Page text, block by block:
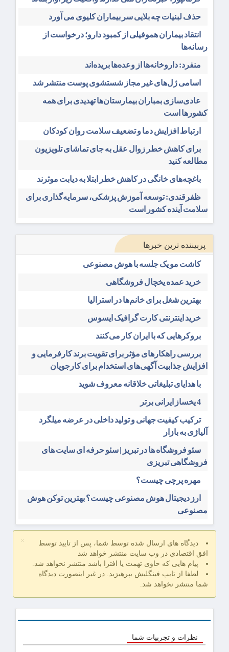
حذف لبنیات چه بلایی سر بیماران کلیوی می آورد
انتقاد بیماران هموفیلی از کمبود دارو؛ درخواست از
رسانه‌ها
منفرد: داروخانه‌ها از وعده‌ها بریده‌اند
اسامی ژل‌های غیر مجاز شستشوی پوست منتشر شد
عادی‌سازی بمباران بیمارستان‌ها تهدیدی برای همه
کشورها است
ارتباط افزایش دما و تضعیف سلامت روان کودکان
برای کاهش خطر زوال عقل به جای تماشای تلویزیون
مطالعه کنید
باغچه‌های خانگی در کاهش خطر ابتلا به دیابت موثرند
ظفرقندی: توسعه آموزش پزشکی، سرمایه‌گذاری برای
سلامت آینده کشور است
پربیننده ترین خبرها
کاشت مو یک جلسه با هوش مصنوعی
خرید عمده یخچال فروشگاهی
بهترین شغل برای خانم‌ها در استرالیا
خرید اینترنتی کارت گرافیک ایسوس
بروکرهایی‌ که با ایران کار می‌کنند
بررسی راهکارهای مؤثر برای تقویت برند کارفرمایی و
افزایش جذابیت آگهی‌های استخدام برای کارجویان
با هدایای تبلیغاتی خلاقانه معروف شوید
4 یخساز ایرانی برتر
ترکیب کیفیت جهانی و تولید داخلی در عرضه میلگرد
آلیاژی به بازار
سئو فروشگاه‌ ها در تبریز | سئو حرفه ای سایت های
فروشگاهی تبریزی
مهره پرچی چیست؟
ارز دیجیتال هوش مصنوعی چیست؟ بهترین توکن هوش
مصنوعی
×
دیدگاه های ارسال شده توسط شما، پس از تایید توسط
افق اقتصادی در وب سایت منتشر خواهد شد
پیام هایی که حاوی تهمت یا افترا باشد منتشر نخواهد شد.
لطفا از تایپ فینگلیش بپرهیزید. در غیر اینصورت دیدگاه
شما منتشر نخواهد شد.
نظرات و تجربیات شما